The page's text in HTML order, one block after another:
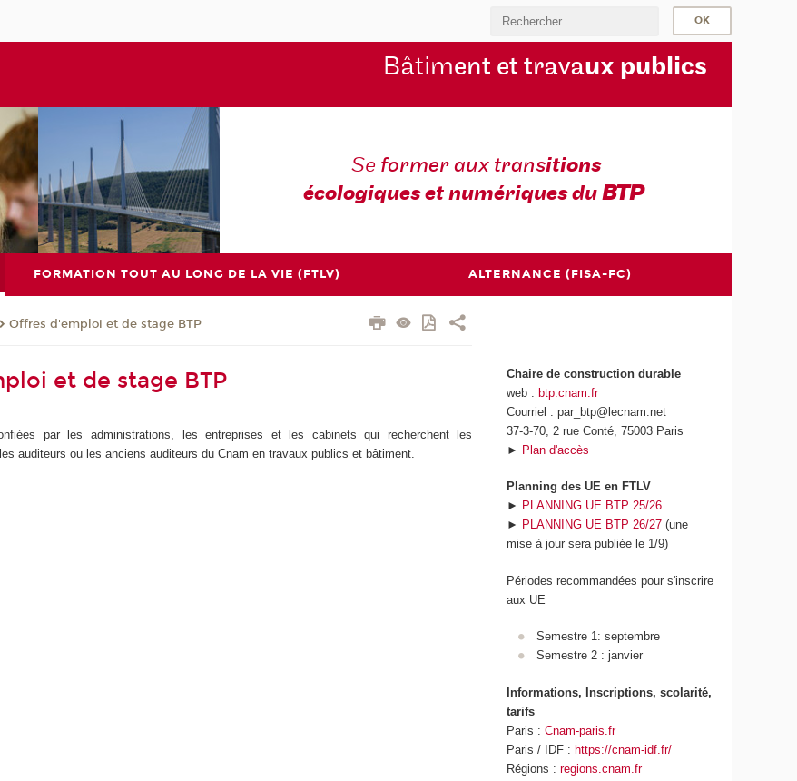
Bâtiment et travaux publics
Se former aux transitions
écologiques et numériques duBTP
FORMATION TOUT AU LONG DE LA VIE (FTLV) ALTERNANCE (FISA-FC)
Offres d'emploi et de stage BTP
et de stage BTP
par les administrations, les entreprises et les cabinets qui recherchent les
auditeurs ou les anciens auditeurs du Cnam en travaux publics et bâtiment.
Chaire de construction durable
web :btp.cnam.fr
Courriel : par_btp@lecnam.net
37-3-70, 2 rue Conté, 75003 Paris
► Plan d'accès
Planning des UE en FTLV
► PLANNING UE BTP 25/26
► PLANNING UE BTP 26/27 (une
mise à jour sera publiée le 1/9)
Périodes recommandées pour s'inscrire
aux UE
Semestre 1: septembre
Semestre 2 : janvier
Informations, Inscriptions, scolarité,
tarifs
Paris :Cnam-paris.fr
Paris / IDF :https://cnam-idf.fr/
Régions :regions.cnam.fr